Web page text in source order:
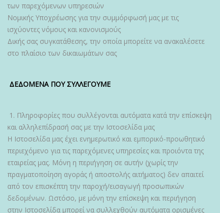
των παρεχόμενων υπηρεσιών
Νομικής Υποχρέωσης για την συμμόρφωσή μας με τις
ισχύοντες νόμους και κανονισμούς
Δικής σας συγκατάθεσης, την οποία μπορείτε να ανακαλέσετε
στο πλαίσιο των δικαιωμάτων σας
ΔΕΔΟΜΕΝΑ ΠΟΥ ΣΥΛΛΕΓΟΥΜΕ
1. Πληροφορίες που συλλέγονται αυτόματα κατά την επίσκεψη
και αλληλεπίδρασή σας με την Ιστοσελίδα μας
Η Ιστοσελίδα μας έχει ενημερωτικό και εμπορικό-προωθητικό
περιεχόμενο για τις παρεχόμενες υπηρεσίες και προιόντα της
εταιρείας μας. Μόνη η περιήγηση σε αυτήν (χωρίς την
πραγματοποίηση αγοράς ή αποστολής αιτήματος) δεν απαιτεί
από τον επισκέπτη την παροχή/εισαγωγή προσωπικών
δεδομένων. Ωστόσο, με μόνη την επίσκεψη και περιήγηση
στην Ιστοσελίδα μπορεί να συλλεχθούν αυτόματα ορισμένες